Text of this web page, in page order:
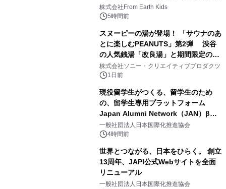
(日)開催
株式会社From Earth Kids
5時間前
スヌーピーの湯が登場！ 「サウナのあ
とに楽しむPEANUTS」第2弾 渋谷
の人気銭湯「改良湯」と期間限定のコ
ラボレーション サウナイキタイコラ
ボグッズも発売決定！
株式会社ソニー・クリエイティブプロダクツ
1日前
現役留学生がつくる、留学生のため
の、留学生専用プラットフォーム
Japan Alumni Network（JAN）β版
をリリース
一般社団法人日本国際化推進協会
4時間前
世界とつながる、日本をひらく。 創立
13周年、JAPI公式Webサイトを全面
リニューアル
一般社団法人日本国際化推進協会